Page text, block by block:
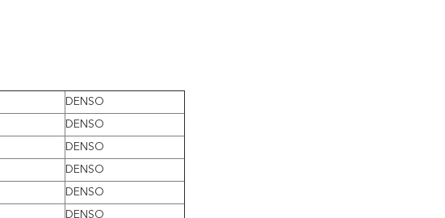
DENSO
DENSO
DENSO
DENSO
DENSO
DENSO